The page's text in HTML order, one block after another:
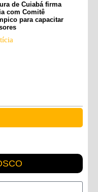
de Cuiabá firma
com Comitê
para capacitar